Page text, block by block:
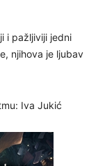
i pažljiviji jedni
njihova je ljubav
Iva Jukić